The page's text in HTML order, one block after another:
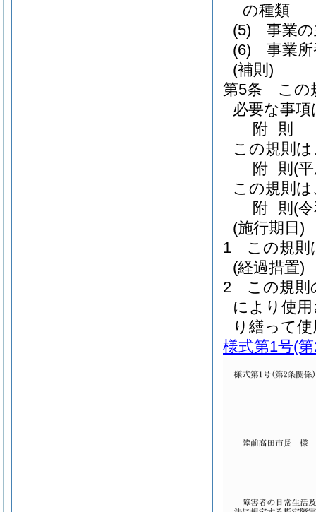
の種類
(5)
事業
(6)
事業
(補則)
第5条
この
必要な事
附 則
この規則
附 則 (
この規則
附 則 (
(施行期日)
1
この規則
(経過措置)
2
この規則
により使
り繕って
様式第1号(